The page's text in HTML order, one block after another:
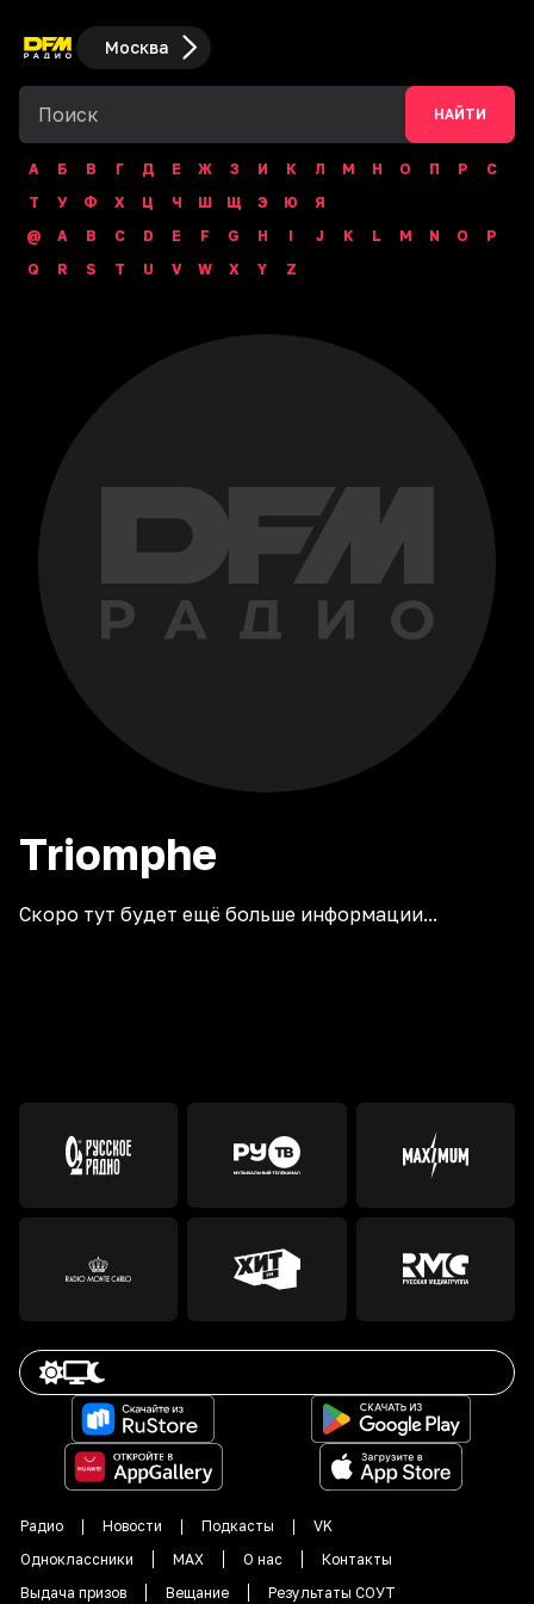
Москва
НАЙТИ
А Б В Г Д Е Ж З И К Л М Н О П Р
С
Т
У Ф Х Ц Ч Ш Щ Э Ю
Я
@
A B C D E F G H I J K L M N O
P
Q
R S T U V W X Y Z
Triomphe
Скоро тут будет ещё больше информации...
Радио Новости Подкасты
VK
Одноклассники
MAX О нас
Контакты
Выдача призов
Вещание Результаты СОУТ